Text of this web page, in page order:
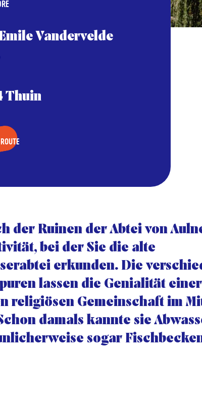
Vandervelde
Thuin
ROUTE
der Ruinen der Abtei von
bei der Sie die alte
erkunden. Die
lassen die Genialität einer
religiösen Gemeinschaft im
damals kannte sie
sogar